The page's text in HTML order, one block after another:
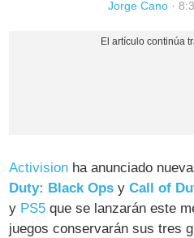
Jorge Cano·
Activision ha anunciado
Duty: Black Ops yCall of
y PS5 que se lanzarán este
juegos conservarán sus tres